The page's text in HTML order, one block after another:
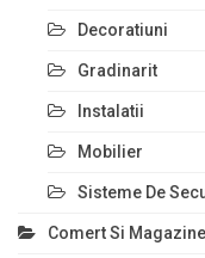
Decoratiuni
Gradinarit
Instalatii
Mobilier
Sisteme De
Comert Si Magazine